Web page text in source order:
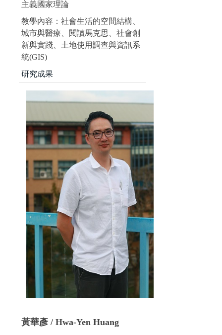
主義國家理論
教學內容：社會生活的空間結構、
城市與醫療、閱讀馬克思、社會創
新與實踐、土地使用調查與資訊系
統(GIS)
研究成果
黃華彥 / Hwa-Yen Huang